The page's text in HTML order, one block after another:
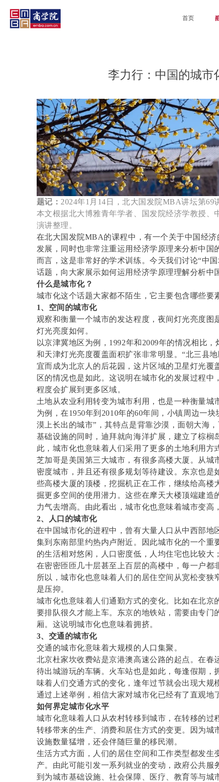
首页
李力行：中国的城市
题记： 2024年1月14日，北大国发院MBA讲坛第
本文根据北大博雅青年学者、国发院经济学教授
演讲整理。
在北大国发院MBA的课程中，有一个关于中国经
发展，同时也非常注重运用经济学原理来分析中
而言，这是非常好的学术训练。今天我们讨论“中
话题，向大家展示如何运用经济学原理理解分析中
什么是城市化？
城市化这个话题大家都不陌生，它主要包含哪些要
1、空间的城市化
观察和衡量一个城市的发达程度，夜间灯光亮度
灯光亮度如何。
以京津冀地区为例，1992年和2009年的情况相比
和天津灯光亮度覆盖面积扩张非常明显。“北三县
宜而成为北京人的后花园，这片区域的卫星灯光
区的情况也是如此。这说明在城市化的发展过程
程度会扩展到更多区域。
土地从农业利用转变为城市利用，也是一种衡量
为例，在1950年到2010年的60年间，小镇周边一
漠上长出的城市”，其特点是背靠沙漠，面朝大海
基础设施的同时，迪拜就向海洋扩展，建立了棕
此，城市化也意味着人们采用了更多的土地利用方
芝加哥是美国第三大城市，有很多高楼大厦。从
密度城市，并且还有很多规划等待建设。东京也
些高楼大厦的顶楼，挖掘机正在工作，继续给高
掘更多空间的使用潜力。这些在摩天大楼顶端建
力气去增高。由此看出，城市化也意味着城市变
2、人口的城市化
在中国城市化的进程中，曾有大量人口从中西部
集到东南部里约热内卢附近。因此城市化的一个
的生活相对悠闲，人口密度低，人均住宅也比较
在密密匝匝几十层甚至上百层的高楼中，每一户
所以，城市化也意味着人们的居住空间从宽松变
是压抑。
城市化也意味着人们通勤方式的变化。比如在北
要排队很久才能上车。东京的地铁站，需要由专
厢。这说明城市化也意味着拥挤。
3、交通的城市化
交通的城市化意味着大规模的人口集聚。
北京杜家坎收费站是京港澳高速公路的起点。在
待出城游玩的车辆。火车站也是如此，每逢假期
味着人们交通方式的变化，逢年过节就会出现大规
通过上述举例，相信大家对城市化已经有了直观地
如何界定城市化水平
城市化意味着人口从农村转移到城市，在转移的
转移带来的生产、消费和居住方式的变更。因为
设施数量猛增，还会伴随巨量的移民潮。
生活方式方面，人们的居住空间和工作类型都发
产。由此可能引发一系列就业的变动，政府公共
到为城市基础设施、社会保障、医疗、教育等与城